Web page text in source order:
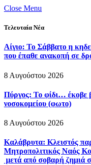
Close Menu
Τελευταία Νέα
Αίγιο: Το Σάββατο η
που έπαθε ανακοπή σε
8 Αυγούστου 2026
Πύργος: Το φίδι… έκοβε
νοσοκομείου (φωτο)
8 Αυγούστου 2026
Καλάβρυτα: Κλειστός
Μητροπολιτικός Ναός
μετά από σοβαρή ζημιά